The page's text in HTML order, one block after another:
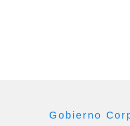
Gobierno